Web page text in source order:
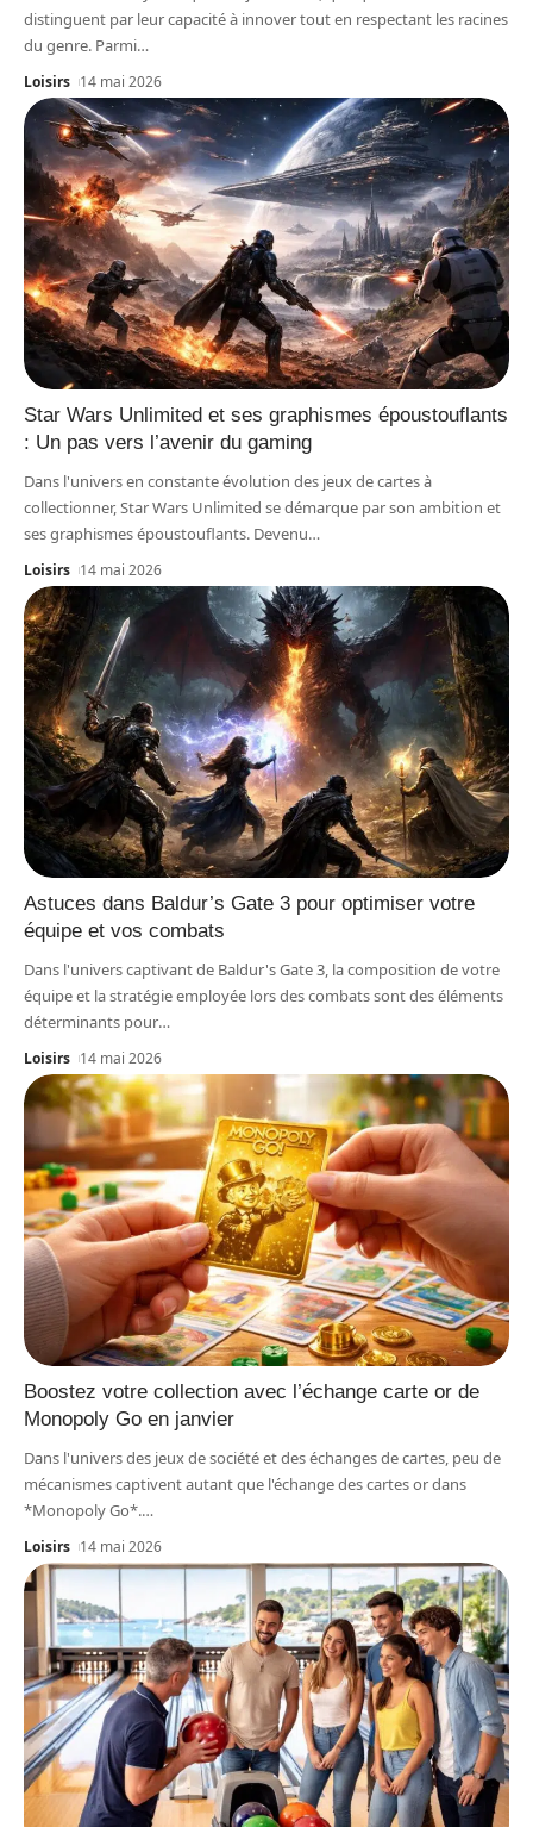
distinguent par leur capacité à innover tout en respectant les racines
du genre. Parmi…
Loisirs 14 mai 2026
Star Wars Unlimited et ses graphismes époustouflants
: Un pas vers l’avenir du gaming
Dans l'univers en constante évolution des jeux de cartes à
collectionner, Star Wars Unlimited se démarque par son ambition et
ses graphismes époustouflants. Devenu…
Loisirs 14 mai 2026
Astuces dans Baldur’s Gate 3 pour optimiser votre
équipe et vos combats
Dans l'univers captivant de Baldur's Gate 3, la composition de votre
équipe et la stratégie employée lors des combats sont des éléments
déterminants pour…
Loisirs 14 mai 2026
Boostez votre collection avec l’échange carte or de
Monopoly Go en janvier
Dans l'univers des jeux de société et des échanges de cartes, peu de
mécanismes captivent autant que l'échange des cartes or dans
*Monopoly Go*.…
Loisirs 14 mai 2026